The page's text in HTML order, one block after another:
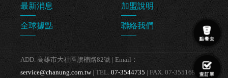
最新消息 加盟說明
全球據點 聯絡我們
ADD. 高雄市大社區旗楠路82號 | Email：
service@chanung.com.tw| TEL. 07-3544735 | FAX. 07-3551698
點餐去
查訂單